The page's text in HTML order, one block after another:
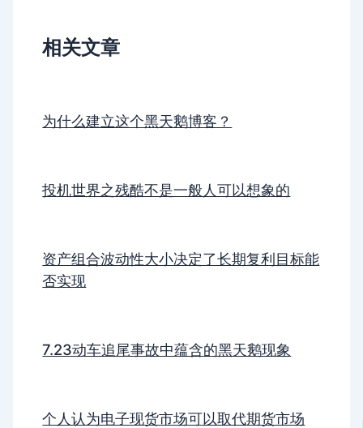
相关文章
为什么建立这个黑天鹅博客？
投机世界之残酷不是一般人可以想象的
资产组合波动性大小决定了长期复利目标能
否实现
7.23动车追尾事故中蕴含的黑天鹅现象
个人认为电子现货市场可以取代期货市场